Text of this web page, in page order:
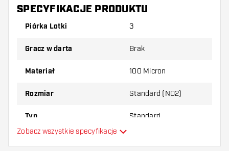
shaftów. Mogą one zostać uszkodzone lub
Wypróbuj inny kształt, materiał lub grubość
najbardziej Ci odpowiada!
SPECYFIKACJE PRODUKTU
Piórka Lotki 3
Gracz w darta Brak
Materiał 100 Micron
Rozmiar Standard (NO2)
Typ Standard
Zobacz wszystkie specyfikacje